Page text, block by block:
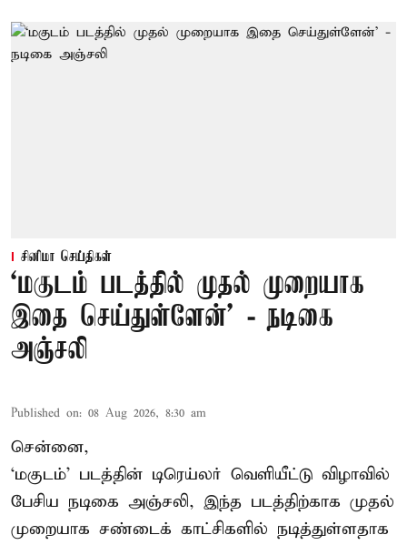
சினிமா செய்திகள்
‘மகுடம் படத்தில் முதல் முறையாக
இதை செய்துள்ளேன்’ - நடிகை
அஞ்சலி
Published on: 08 Aug 2026, 8:30 am
சென்னை,
‘மகுடம்’ படத்தின் டிரெய்லர் வெளியீட்டு விழாவில்
பேசிய நடிகை அஞ்சலி, இந்த படத்திற்காக முதல்
முறையாக சண்டைக் காட்சிகளில் நடித்துள்ளதாக